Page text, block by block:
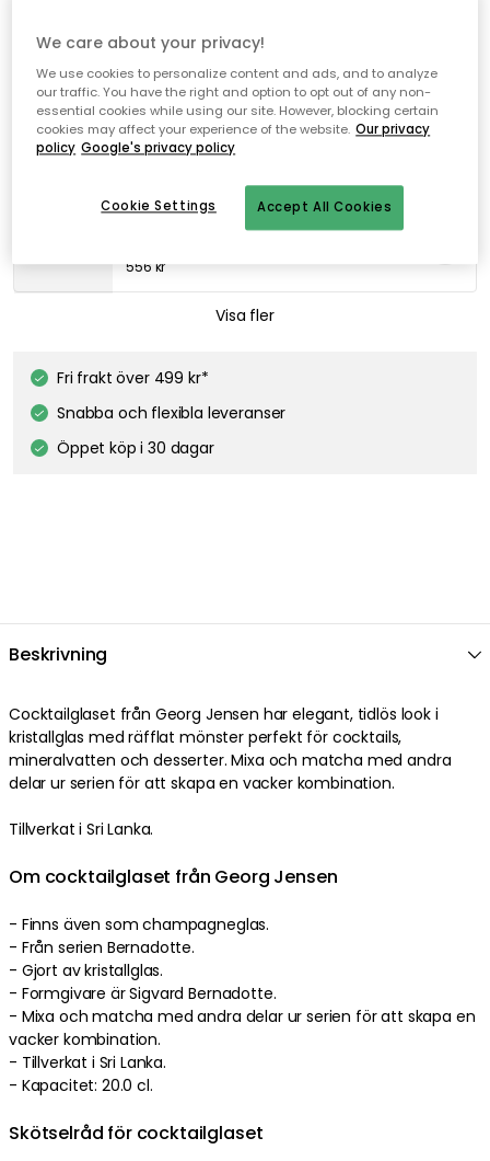
Genomtänkta tillval
GEORG JENSEN
Bernadotte Highballglas 45 cl 6-pack
560 kr
GEORG JENSEN
556 kr
GEORG JENSENVisa fler
Fri frakt över 499 kr*
Snabba och flexibla leveranser
Öppet köp i 30 dagar
Beskrivning
Cocktailglaset från Georg Jensen har elegant, tidlös look i
kristallglas med räfflat mönster perfekt för cocktails,
mineralvatten och desserter. Mixa och matcha med andra
delar ur serien för att skapa en vacker kombination.
Tillverkat i Sri Lanka.
Om cocktailglaset från Georg Jensen
- Finns även som champagneglas.
- Från serien Bernadotte.
- Gjort av kristallglas.
- Formgivare är Sigvard Bernadotte.
- Mixa och matcha med andra delar ur serien för att skapa en
vacker kombination.
- Tillverkat i Sri Lanka.
- Kapacitet: 20.0 cl.
Skötselråd för cocktailglaset
We care about your privacy!
We use cookies to personalize content and ads, and to analyze
our traffic. You have the right and option to opt out of any non-
essential cookies while using our site. However, blocking certain
cookies may affect your experience of the website. Our privacy
policy Google's privacy policy
Accept All Cookies
Cookie Settings